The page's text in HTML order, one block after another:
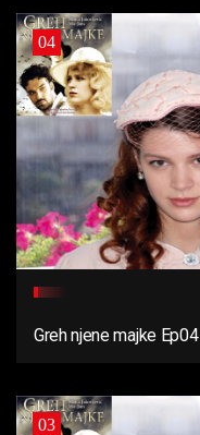
04
Greh njene majke Ep04
03